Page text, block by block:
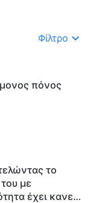
Φίλτρο
πόνος
το
με
έχει κανείς